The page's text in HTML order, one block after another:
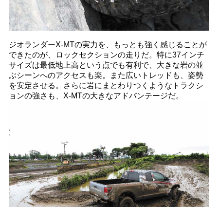
ジオランダーX-MTの実力を、もっとも強く感じることが
できたのが、ロックセクションの走りだ。特に37インチ
サイズは最低地上高という点でも有利で、大きな岩の並
ぶシーンへのアクセスも楽。また広いトレッドも、姿勢
を安定させる。さらに岩にまとわりつくようなトラクシ
ョンの強さも、X-MTの大きなアドバンテージだ。